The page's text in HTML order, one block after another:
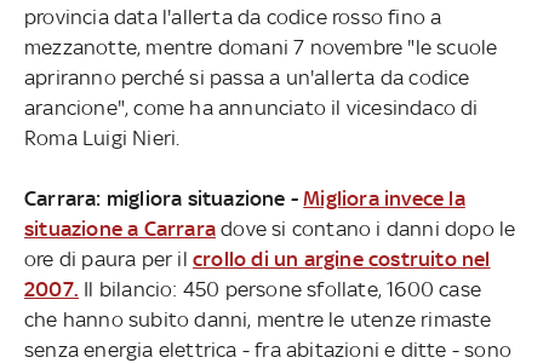
provincia data l'allerta da codice rosso fino a
mezzanotte, mentre domani 7 novembre "le scuole
apriranno perché si passa a un'allerta da codice
arancione", come ha annunciato il vicesindaco di
Roma Luigi Nieri.
Carrara: migliora situazione -Migliora invece la
situazione a Carraradove si contano i danni dopo le
ore di paura per il crollo di un argine costruito nel
2007. Il bilancio: 450 persone sfollate, 1600 case
che hanno subito danni, mentre le utenze rimaste
senza energia elettrica - fra abitazioni e ditte - sono